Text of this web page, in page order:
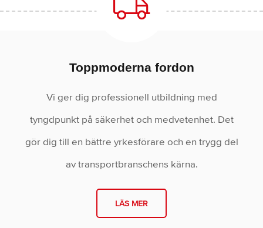
Toppmoderna fordon
Vi ger dig professionell utbildning med
tyngdpunkt på säkerhet och medvetenhet. Det
gör dig till en bättre yrkesförare och en trygg del
av transportbranschens kärna.
LÄS MER